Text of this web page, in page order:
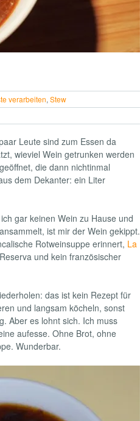
verarbeiten,Stew
Leute sind zum Essen da
wieviel Wein getrunken werden
die dann nichtinmal
dem Dekanter: ein Liter
gar keinen Wein zu Hause und
ist mir der Wein gekippt.
Rotweinsuppe erinnert, La
und kein französischer
das ist kein Rezept für
und langsam köcheln, sonst
Aber es lohnt sich. Ich muss
aufesse. Ohne Brot, ohne
Wunderbar.